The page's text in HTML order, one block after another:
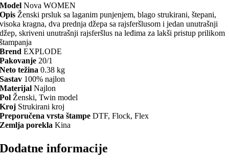
Model Nova WOMEN
Opis Ženski prsluk sa laganim punjenjem, blago strukirani, štepani,
visoka kragna, dva prednja džepa sa rajsferšlusom i jedan unutrašnji
džep, skriveni unutrašnji rajsferšlus na leđima za lakši pristup prilikom
štampanja
Brend EXPLODE
Pakovanje 20/1
Neto težina 0.38 kg
Sastav 100% najlon
Materijal Najlon
Pol Ženski, Twin model
Kroj Strukirani kroj
Preporučena vrsta štampe DTF, Flock, Flex
Zemlja porekla Kina
Dodatne informacije